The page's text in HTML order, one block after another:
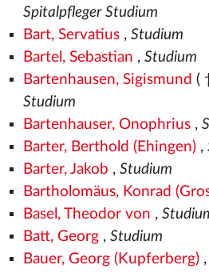
Spitalpfleger Studium
Bart, Servatius, Studium
Bartel, Sebastian , Studium
Bartenhausen, Sigismund (
Studium
Bartenhauser, Onophrius,
Barter, Berthold (Ehingen),
Barter, Jakob , Studium
Bartholomäus, Konrad
Basel, Theodor von ,
Batt, Georg, Studium
Bauer, Georg (Kupferberg),